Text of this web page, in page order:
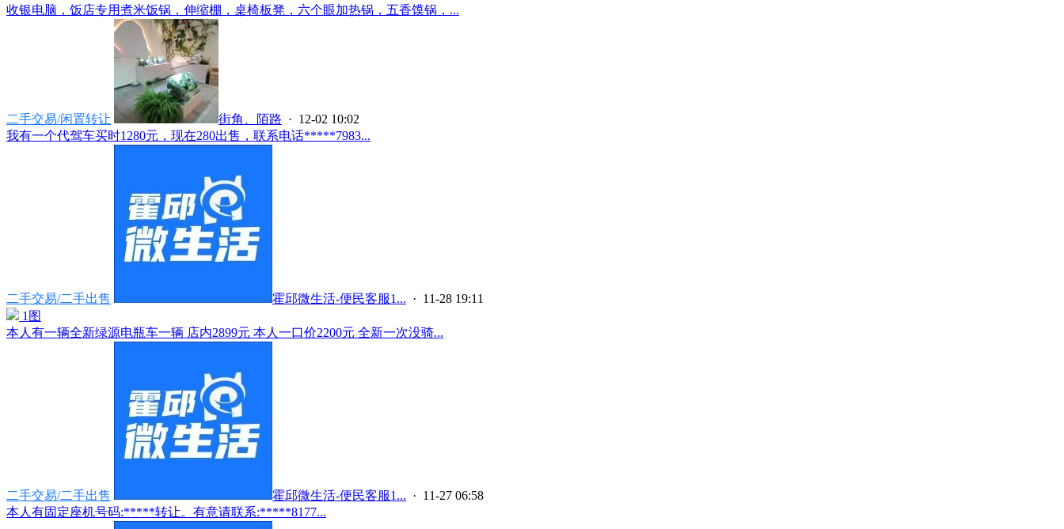
收银电脑，饭店专用煮米饭锅，伸缩棚，桌椅板凳，六个眼加热锅，五香馍锅，...
二手交易/闲置转让 街角、陌路 · 12-02 10:02
我有一个代驾车买时1280元，现在280出售，联系电话*****7983...
二手交易/二手出售 霍邱微生活-便民客服1... · 11-28 19:11
1图
本人有一辆全新绿源电瓶车一辆 店内2899元 本人一口价2200元 全新一次没骑...
二手交易/二手出售 霍邱微生活-便民客服1... · 11-27 06:58
本人有固定座机号码:*****转让。有意请联系:*****8177...